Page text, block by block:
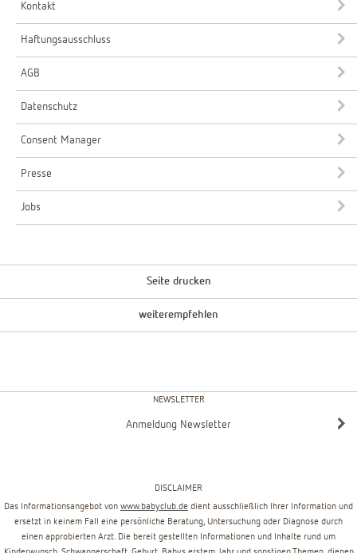
Kontakt
Haftungsausschluss
AGB
Datenschutz
Consent Manager
Presse
Jobs
Seite drucken
weiterempfehlen
NEWSLETTER
Anmeldung Newsletter
DISCLAIMER
Das Informationsangebot von www.babyclub.de dient ausschließlich Ihrer Information und
ersetzt in keinem Fall eine persönliche Beratung, Untersuchung oder Diagnose durch
einen approbierten Arzt. Die bereit gestellten Informationen und Inhalte rund um